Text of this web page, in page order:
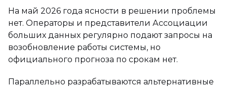
На май 2026 года ясности в решении проблемы
нет. Операторы и представители Ассоциации
больших данных регулярно подают запросы на
возобновление работы системы, но
официального прогноза по срокам нет.
Параллельно разрабатываются альтернативные